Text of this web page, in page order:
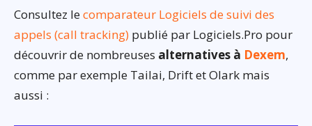
Consultez lecomparateur Logiciels de suivi des
appels (call tracking) publié par Logiciels.Pro pour
découvrir de nombreuses alternatives à Dexem,
comme par exemple Tailai, Drift et Olark mais
aussi :